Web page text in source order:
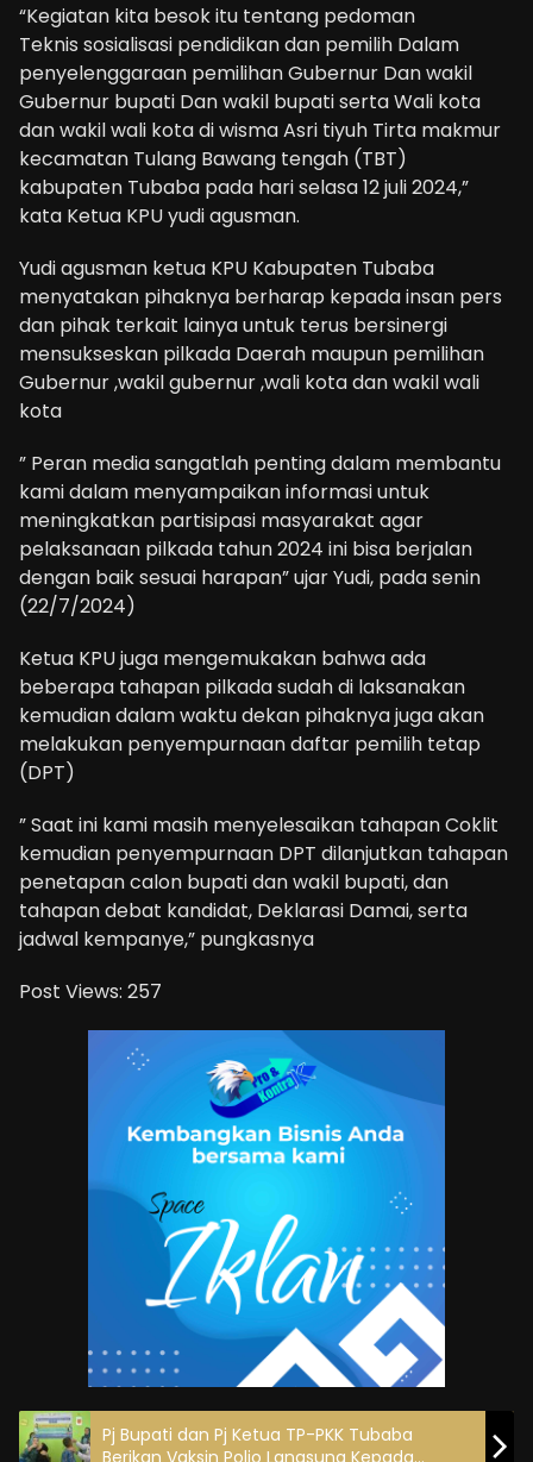
“Kegiatan kita besok itu tentang pedoman
Teknis sosialisasi pendidikan dan pemilih Dalam
penyelenggaraan pemilihan Gubernur Dan wakil
Gubernur bupati Dan wakil bupati serta Wali kota
dan wakil wali kota di wisma Asri tiyuh Tirta makmur
kecamatan Tulang Bawang tengah (TBT)
kabupaten Tubaba pada hari selasa 12 juli 2024,”
kata Ketua KPU yudi agusman.
Yudi agusman ketua KPU Kabupaten Tubaba
menyatakan pihaknya berharap kepada insan pers
dan pihak terkait lainya untuk terus bersinergi
mensukseskan pilkada Daerah maupun pemilihan
Gubernur ,wakil gubernur ,wali kota dan wakil wali
kota
” Peran media sangatlah penting dalam membantu
kami dalam menyampaikan informasi untuk
meningkatkan partisipasi masyarakat agar
pelaksanaan pilkada tahun 2024 ini bisa berjalan
dengan baik sesuai harapan” ujar Yudi, pada senin
(22/7/2024)
Ketua KPU juga mengemukakan bahwa ada
beberapa tahapan pilkada sudah di laksanakan
kemudian dalam waktu dekan pihaknya juga akan
melakukan penyempurnaan daftar pemilih tetap
(DPT)
” Saat ini kami masih menyelesaikan tahapan Coklit
kemudian penyempurnaan DPT dilanjutkan tahapan
penetapan calon bupati dan wakil bupati, dan
tahapan debat kandidat, Deklarasi Damai, serta
jadwal kempanye,” pungkasnya
Post Views: 257
Pj Bupati dan Pj Ketua TP-PKK Tubaba
Berikan Vaksin Polio Langsung Kepada